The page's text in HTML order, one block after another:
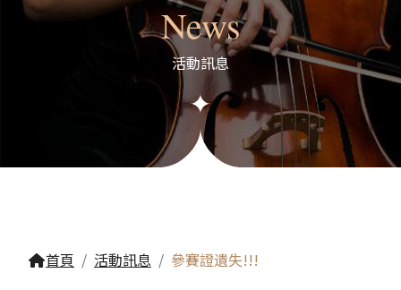
News
活動訊息
首頁 活動訊息 參賽證遺失!!!